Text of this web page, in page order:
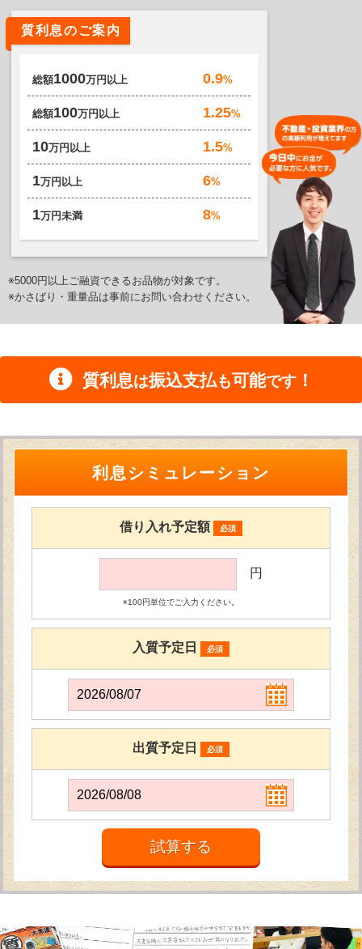
質利息のご案内
総額1000万円以上 0.9%
総額100万円以上 1.25%
10万円以上 1.5%
1万円以上 6%
1万円未満 8%
※5000円以上ご融資できるお品物が対象です。
※かさばり・重量品は事前にお問い合わせください。
質利息は振込支払も可能です！
利息シミュレーション
借り入れ予定額 必須
円
※100円単位でご入力ください。
入質予定日 必須
出質予定日 必須